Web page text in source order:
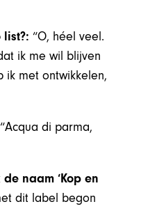
“O, héel veel.
ik me wil blijven
ik met ontwikkelen,
“Acqua di parma,
naam ‘Kop en
dit label begon